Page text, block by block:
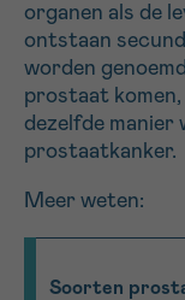
organen als de
ontstaan
worden
prostaat komen,
dezelfde manier
prostaatkanker.
Meer weten:
Soorten
Ja, stuur mij
Ik aanvaard
*VERPLICHT VELD
Sturen